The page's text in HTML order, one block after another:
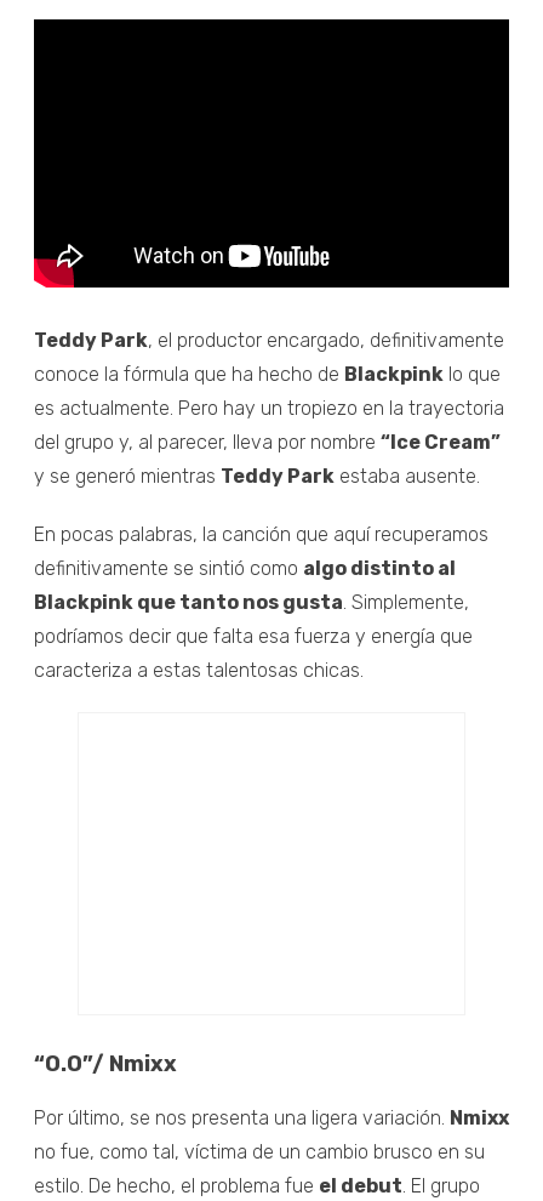
Teddy Park, el productor encargado, definitivamente
conoce la fórmula que ha hecho de Blackpink lo que
es actualmente. Pero hay un tropiezo en la trayectoria
del grupo y, al parecer, lleva por nombre “Ice Cream”
y se generó mientras Teddy Park estaba ausente.
En pocas palabras, la canción que aquí recuperamos
definitivamente se sintió como algo distinto al
Blackpink que tanto nos gusta . Simplemente,
podríamos decir que falta esa fuerza y energía que
caracteriza a estas talentosas chicas.
“O.O”/ Nmixx
Por último, se nos presenta una ligera variación. Nmixx
no fue, como tal, víctima de un cambio brusco en su
estilo. De hecho, el problema fue el debut . El grupo